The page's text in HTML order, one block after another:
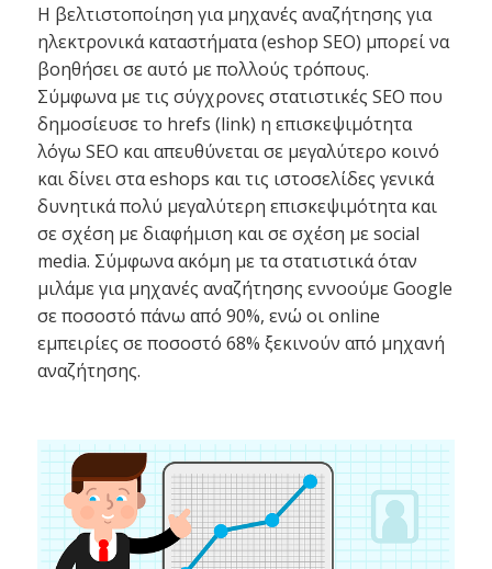
Η βελτιστοποίηση για μηχανές αναζήτησης για
ηλεκτρονικά καταστήματα (eshop SEO) μπορεί να
βοηθήσει σε αυτό με πολλούς τρόπους.
Σύμφωνα με τις σύγχρονες στατιστικές SEO που
δημοσίευσε το hrefs (link) η επισκεψιμότητα
λόγω SEO και απευθύνεται σε μεγαλύτερο κοινό
και δίνει στα eshops και τις ιστοσελίδες γενικά
δυνητικά πολύ μεγαλύτερη επισκεψιμότητα και
σε σχέση με διαφήμιση και σε σχέση με social
media. Σύμφωνα ακόμη με τα στατιστικά όταν
μιλάμε για μηχανές αναζήτησης εννοούμε Google
σε ποσοστό πάνω από 90%, ενώ οι online
εμπειρίες σε ποσοστό 68% ξεκινούν από μηχανή
αναζήτησης.